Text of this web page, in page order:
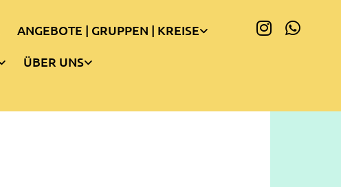
ANGEBOTE | GRUPPEN | KREISE
ÜBER UNS